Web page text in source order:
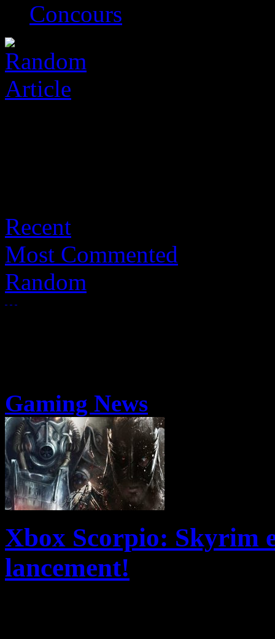
Concours
Recent
Most Commented
Random
Gaming News
Xbox Scorpio: Skyrim
lancement!